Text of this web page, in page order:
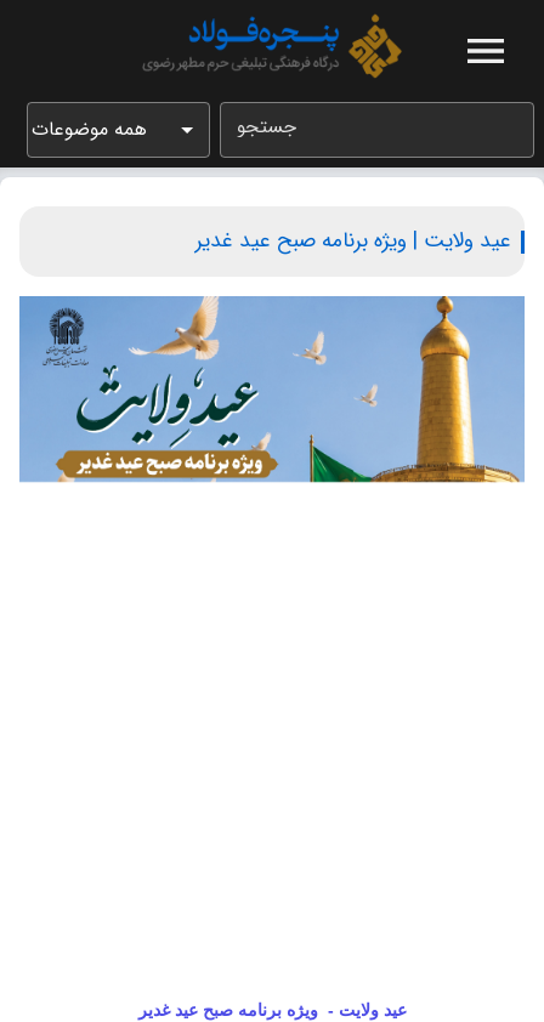
جستجو همه موضوعات
عید ولایت | ویژه برنامه صبح عید غدیر
عید ولایت - ویژه برنامه صبح عید غدیر